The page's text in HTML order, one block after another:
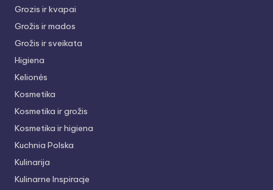
Grozis ir kvapai
Grožis ir mados
Grožis ir sveikata
Higiena
Kelionės
Kosmetika
Kosmetika ir grožis
Kosmetika ir higiena
Kuchnia Polska
Kulinarija
Kulinarne Inspiracje